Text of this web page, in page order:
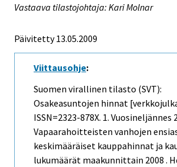
Vastaava tilastojohtaja: Kari Molnar
Päivitetty 13.05.2009
Viittausohje:
Suomen virallinen tilasto (SVT):
Osakeasuntojen hinnat
ISSN=2323-878X. 1. Vuosineljännes
Vapaarahoitteisten vanhojen
keskimääräiset kauppahinnat ja
lukumäärät maakunnittain 2008 .